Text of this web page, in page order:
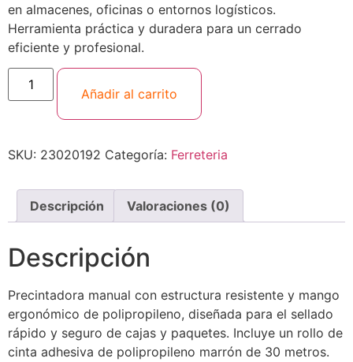
en almacenes, oficinas o entornos logísticos.
Herramienta práctica y duradera para un cerrado
eficiente y profesional.
Añadir al carrito
SKU: 23020192 Categoría: Ferreteria
Descripción Valoraciones (0)
Descripción
Precintadora manual con estructura resistente y mango
ergonómico de polipropileno, diseñada para el sellado
rápido y seguro de cajas y paquetes. Incluye un rollo de
cinta adhesiva de polipropileno marrón de 30 metros.